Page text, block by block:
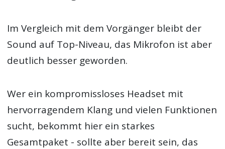
Im Vergleich mit dem Vorgänger bleibt der
Sound auf Top-Niveau, das Mikrofon ist aber
deutlich besser geworden.
Wer ein kompromissloses Headset mit
hervorragendem Klang und vielen Funktionen
sucht, bekommt hier ein starkes
Gesamtpaket - sollte aber bereit sein, das